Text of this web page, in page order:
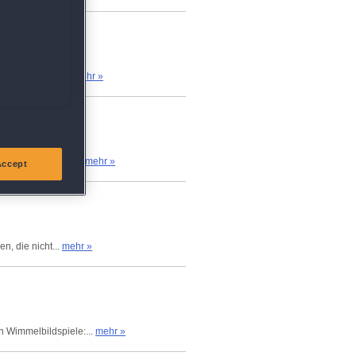
sondern...
mehr »
ist mein zweiter... mehr »
die nicht... mehr »
Wimmelbildspiele:... mehr »